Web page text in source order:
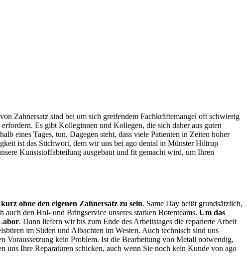
Zahnersatz sind bei um sich greifendem Fachkräftemangel oft schwierig
Es gibt Kolleginnen und Kollegen, die sich daher aus guten
eines Tages, tun. Dagegen steht, dass viele Patienten in Zeiten hoher
ist das Stichwort, dem wir uns bei ago dental in Münster Hiltrup
Kunststoffabteilung ausgebaut und fit gemacht wird, um Ihren
ohne den eigenen Zahnersatz zu sein. Same Day heißt grundsätzlich,
den Hol- und Bringservice unseres starken Botenteams. Um das
. Dann liefern wir bis zum Ende des Arbeitstages die reparierte Arbeit
im Süden und Albachten im Westen. Auch technisch sind uns
Voraussetzung kein Problem. Ist die Bearbeitung von Metall notwendig,
uns Ihre Reparaturen schicken, auch wenn Sie noch kein Kunde von ago